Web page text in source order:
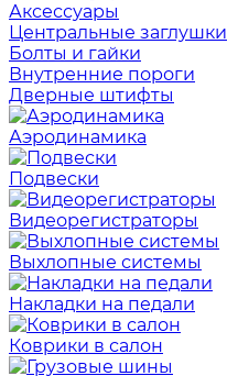
Аксессуары
Центральные заглушки
Болты и гайки
Внутренние пороги
Дверные штифты
Аэродинамика
Подвески
Видеорегистраторы
Выхлопные системы
Накладки на педали
Коврики в салон